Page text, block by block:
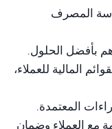
المصرف
بأفضل الحلول.
المالية للعملاء،
المعتمدة.
مع العملاء وضمان